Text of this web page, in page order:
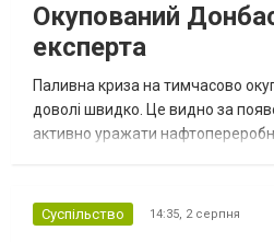
Окупований
експерта
Паливна криза на тимчасово
доволі швидко. Це видно за
активно уражати
Суспільство 14:35, 2 серпня